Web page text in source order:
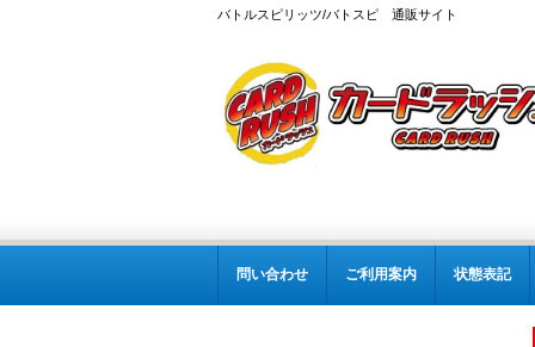
バトルスピリッツ/バトスピ 通販サイト
問い合わせ ご利用案内 状態表記